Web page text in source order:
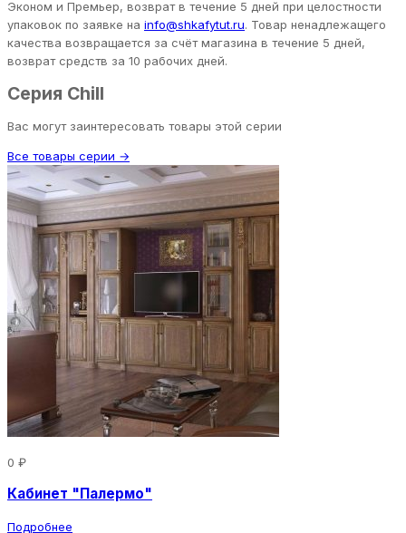
Эконом и Премьер, возврат в течение 5 дней при целостности
упаковок по заявке на info@shkafytut.ru. Товар ненадлежащего
качества возвращается за счёт магазина в течение 5 дней,
возврат средств за 10 рабочих дней.
Серия Chill
Вас могут заинтересовать товары этой серии
Все товары серии →
0 ₽
Кабинет "Палермо"
Подробнее